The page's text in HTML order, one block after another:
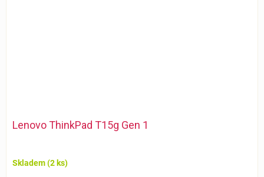
Lenovo ThinkPad T15g Gen 1
Skladem(2 ks)